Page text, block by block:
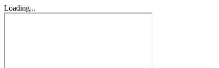
Loading...